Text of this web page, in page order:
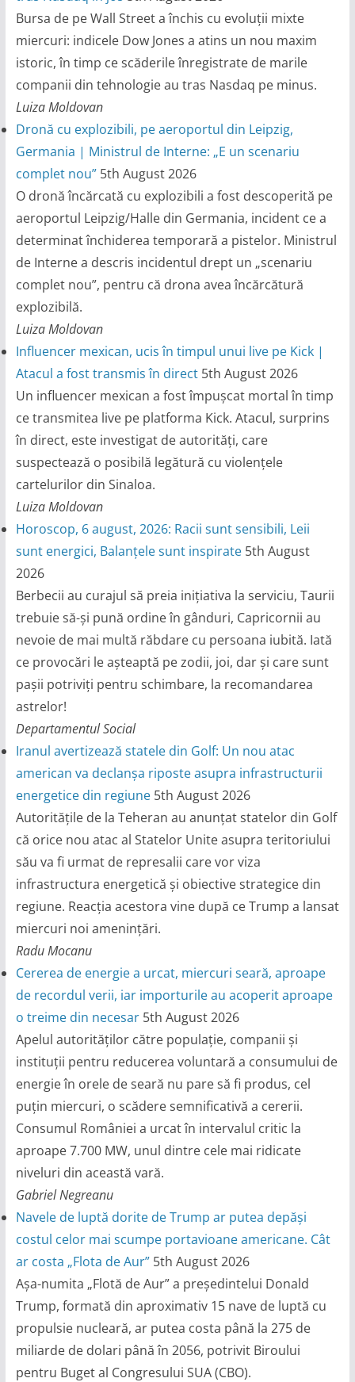
Bursa de pe Wall Street a închis cu evoluții mixte
miercuri: indicele Dow Jones a atins un nou maxim
istoric, în timp ce scăderile înregistrate de marile
companii din tehnologie au tras Nasdaq pe minus.
Luiza Moldovan
Dronă cu explozibili, pe aeroportul din Leipzig,
Germania | Ministrul de Interne: „E un scenariu
complet nou” 5th August 2026
O dronă încărcată cu explozibili a fost descoperită pe
aeroportul Leipzig/Halle din Germania, incident ce a
determinat închiderea temporară a pistelor. Ministrul
de Interne a descris incidentul drept un „scenariu
complet nou”, pentru că drona avea încărcătură
explozibilă.
Luiza Moldovan
Influencer mexican, ucis în timpul unui live pe Kick |
Atacul a fost transmis în direct 5th August 2026
Un influencer mexican a fost împușcat mortal în timp
ce transmitea live pe platforma Kick. Atacul, surprins
în direct, este investigat de autorități, care
suspectează o posibilă legătură cu violențele
cartelurilor din Sinaloa.
Luiza Moldovan
Horoscop, 6 august, 2026: Racii sunt sensibili, Leii
sunt energici, Balanțele sunt inspirate 5th August
2026
Berbecii au curajul să preia inițiativa la serviciu, Taurii
trebuie să-și pună ordine în gânduri, Capricornii au
nevoie de mai multă răbdare cu persoana iubită. Iată
ce provocări le așteaptă pe zodii, joi, dar și care sunt
pașii potriviți pentru schimbare, la recomandarea
astrelor!
Departamentul Social
Iranul avertizează statele din Golf: Un nou atac
american va declanșa riposte asupra infrastructurii
energetice din regiune 5th August 2026
Autoritățile de la Teheran au anunțat statelor din Golf
că orice nou atac al Statelor Unite asupra teritoriului
său va fi urmat de represalii care vor viza
infrastructura energetică și obiective strategice din
regiune. Reacția acestora vine după ce Trump a lansat
miercuri noi amenințări.
Radu Mocanu
Cererea de energie a urcat, miercuri seară, aproape
de recordul verii, iar importurile au acoperit aproape
o treime din necesar 5th August 2026
Apelul autorităților către populație, companii și
instituții pentru reducerea voluntară a consumului de
energie în orele de seară nu pare să fi produs, cel
puțin miercuri, o scădere semnificativă a cererii.
Consumul României a urcat în intervalul critic la
aproape 7.700 MW, unul dintre cele mai ridicate
niveluri din această vară.
Gabriel Negreanu
Navele de luptă dorite de Trump ar putea depăși
costul celor mai scumpe portavioane americane. Cât
ar costa „Flota de Aur” 5th August 2026
Așa-numita „Flotă de Aur” a președintelui Donald
Trump, formată din aproximativ 15 nave de luptă cu
propulsie nucleară, ar putea costa până la 275 de
miliarde de dolari până în 2056, potrivit Biroului
pentru Buget al Congresului SUA (CBO).